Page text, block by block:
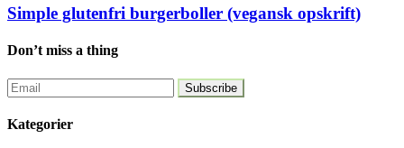
Simple glutenfri burgerboller (vegansk opskrift)
Don’t miss a thing
Kategorier